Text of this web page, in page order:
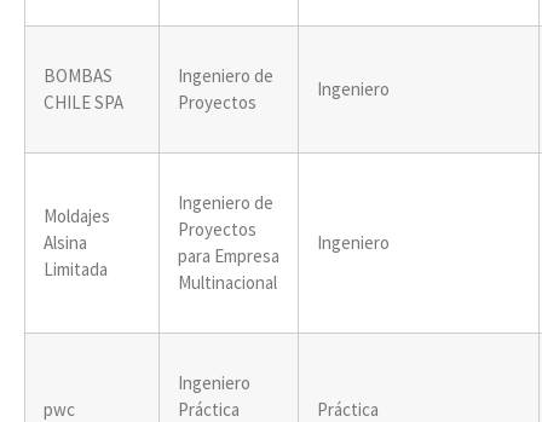
BOMBAS
CHILE SPA
Ingeniero de
Proyectos
Ingeniero
Moldajes
Alsina
Limitada
Ingeniero de
Proyectos
para Empresa
Multinacional
Ingeniero
pwc
Ingeniero
Práctica
Práctica